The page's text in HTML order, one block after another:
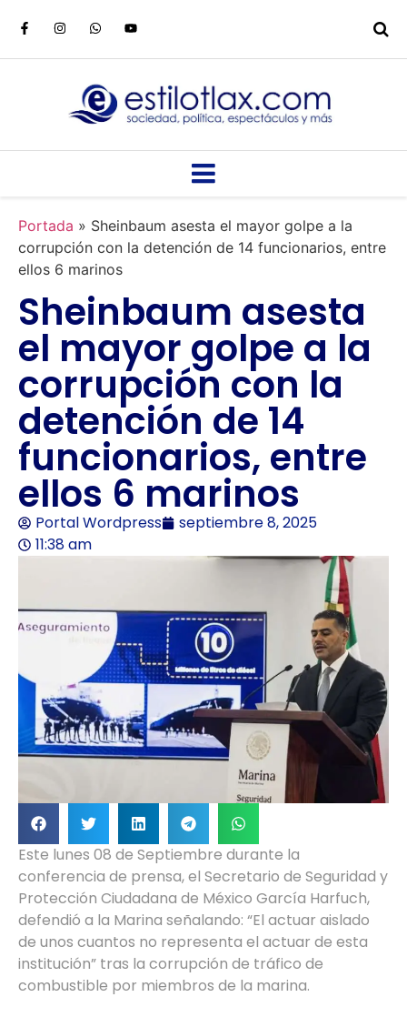
Portada » Sheinbaum asesta el mayor golpe a la
corrupción con la detención de 14 funcionarios, entre
ellos 6 marinos
Sheinbaum asesta
el mayor golpe a la
corrupción con la
detención de 14
funcionarios, entre
ellos 6 marinos
Portal Wordpress
septiembre 8, 2025
11:38 am
Este lunes 08 de Septiembre durante la
conferencia de prensa, el Secretario de Seguridad y
Protección Ciudadana de México García Harfuch,
defendió a la Marina señalando: “El actuar aislado
de unos cuantos no representa el actuar de esta
institución” tras la corrupción de tráfico de
combustible por miembros de la marina.